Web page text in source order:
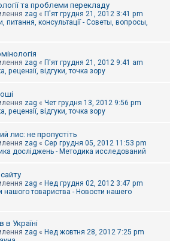
та проблеми перекладу
zag « П'ят грудня 21, 2012 3:41 pm
питання, консультації - Советы, вопросы,
zag « П'ят грудня 21, 2012 9:41 am
рецензії, відгуки, точка зору
zag « Чет грудня 13, 2012 9:56 pm
рецензії, відгуки, точка зору
лис: не пропустіть
zag « Сер грудня 05, 2012 11:53 pm
досліджень - Методика исследований
zag « Нед грудня 02, 2012 3:47 pm
нашого товариства - Новости нашего
в Україні
zag « Нед жовтня 28, 2012 7:25 pm